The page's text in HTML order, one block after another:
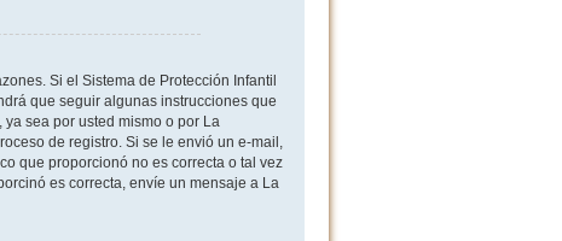
Si el Sistema de Protección Infantil
que seguir algunas instrucciones que
sea por usted mismo o por La
de registro. Si se le envió un e-mail,
que proporcionó no es correcta o tal vez
es correcta, envíe un mensaje a La